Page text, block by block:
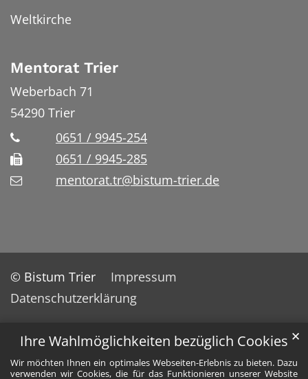
Ihre Wahlmöglichkeiten bezüglich Cookies
Wir möchten Ihnen ein optimales Webseiten-Erlebnis zu bieten. Dazu
verwenden wir Cookies, die für das Funktionieren unserer Website
✕
Weltkirche
Mentorat Trier
Weberbach 71
54290 Trier
0651 / 9945-254
0651 / 9945-285
mentorat.tr@bistum-trier.de
© Bistum Trier
Impressum
Datenschutzerklärung